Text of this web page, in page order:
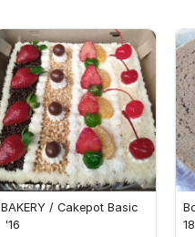
BAKERY / Cakepot Basic
'16